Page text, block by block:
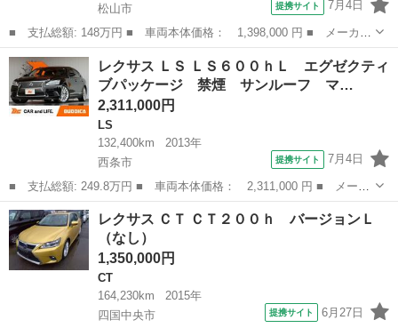
松山市
提携サイト 7月4日
■ 支払総額: 148万円 ■ 車両本体価格： 1,398,000 円 ■ メーカー
名： レクサス ■ 車種名： ＩＳ ■ グレード名： ＩＳ２５０
バージョンＬ 本革シート サンルーフ 純正マルチ フルセグ ３
０Ｆスポー...
愛媛 松山市 IS
レクサス ＬＳ ＬＳ６００ｈＬ エグゼクティ
ブパッケージ 禁煙 サンルーフ マ…
2,311,000円
LS
132,400km
2013年
西条市
提携サイト 7月4日
■ 支払総額: 249.8万円 ■ 車両本体価格： 2,311,000 円 ■ メーカ
ー名： レクサス ■ 車種名： ＬＳ ■ グレード名： ＬＳ６００
ｈＬ エグゼクティブパッケージ 禁煙 サンルーフ マクレビ リ
アエンタ...
愛媛 西条市 LS
レクサス ＣＴ ＣＴ２００ｈ バージョンＬ
（なし）
1,350,000円
CT
164,230km
2015年
四国中央市
提携サイト 6月27日